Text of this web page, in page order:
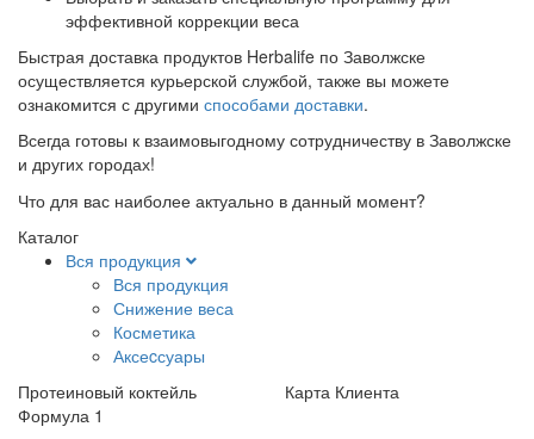
эффективной коррекции веса
Быстрая доставка продуктов Herbalife по Заволжске
осуществляется курьерской службой, также вы можете
ознакомится с другими способами доставки.
Всегда готовы к взаимовыгодному сотрудничеству в Заволжске
и других городах!
Что для вас наиболее актуально в данный момент?
Каталог
Вся продукция
Вся продукция
Снижение веса
Косметика
Аксеcсуары
Протеиновый коктейль
Формула 1
Карта Клиента